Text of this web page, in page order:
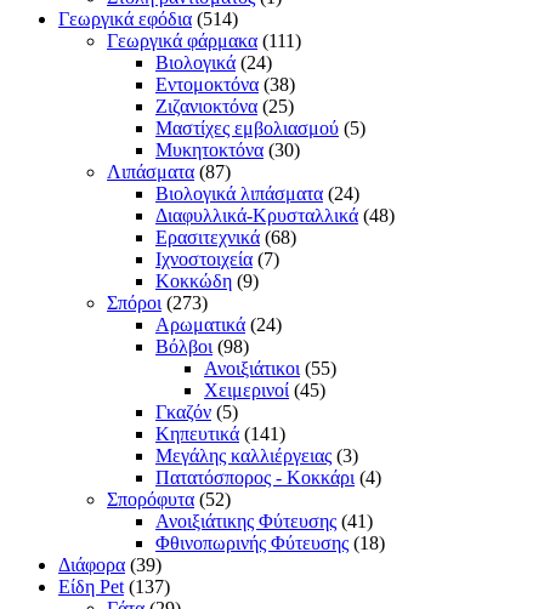
Γεωργικά εφόδια (514)
Γεωργικά φάρμακα (111)
Βιολογικά (24)
Εντομοκτόνα (38)
Ζιζανιοκτόνα (25)
Μαστίχες εμβολιασμού (5)
Μυκητοκτόνα (30)
Λιπάσματα (87)
Βιολογικά λιπάσματα (24)
Διαφυλλικά-Κρυσταλλικά (48)
Ερασιτεχνικά (68)
Ιχνοστοιχεία (7)
Κοκκώδη (9)
Σπόροι (273)
Αρωματικά (24)
Βόλβοι (98)
Ανοιξιάτικοι (55)
Χειμερινοί (45)
Γκαζόν (5)
Κηπευτικά (141)
Μεγάλης καλλιέργειας (3)
Πατατόσπορος - Κοκκάρι (4)
Σπορόφυτα (52)
Ανοιξιάτικης Φύτευσης (41)
Φθινοπωρινής Φύτευσης (18)
Διάφορα (39)
Είδη Pet (137)